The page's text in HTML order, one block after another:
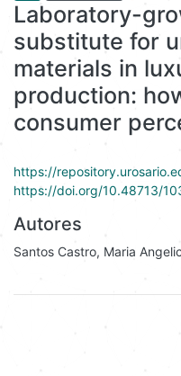
Laboratory-
substitute for
materials in
production:
consumer
https://
https://doi.org/10.48713/
Autores
Santos Castro, Maria